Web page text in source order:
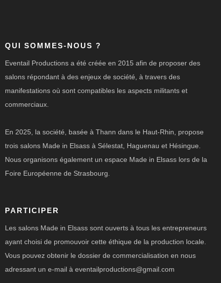
QUI SOMMES-NOUS ?
Eventail Productions a été créée en 2015 afin de proposer des
salons répondant à des enjeux de société, à travers des
manifestations où sont compatibles les aspects militants et
commerciaux.
En 2025, la société, basée à Thann dans le Haut-Rhin, propose
trois salons Made in Elsass à Sélestat, Haguenau et Hésingue.
Nous organisons également un espace Made in Elsass lors de la
Foire Européenne de Strasbourg.
PARTICIPER
Les salons Made in Elsass sont ouverts à tous les entrepreneurs
ayant choisi de promouvoir cette éthique de la production locale.
Vous pouvez obtenir le dossier de commercialisation en nous
adressant un e-mail à eventailproductions@gmail.com